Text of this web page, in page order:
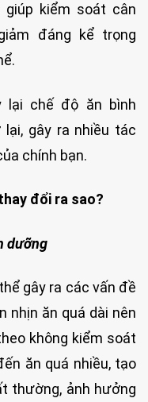
kiểm soát cân
đáng kể trọng
lại chế độ ăn bình
gây ra nhiều tác
chính bạn.
đổi ra sao?
dưỡng
gây ra các vấn đề
nhịn ăn quá dài nên
không kiểm soát
ăn quá nhiều, tạo
thường, ảnh hưởng